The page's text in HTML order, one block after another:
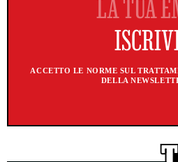
ACCETTO LE NORME SUL
DELLA